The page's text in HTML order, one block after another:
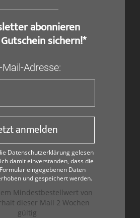
abonnieren
sichern!*
Mail-Adresse:
anmelden
Datenschutzerklärung gelesen
damit einverstanden, dass die
eingegebenen Daten
und gespeichert werden.
Mindestbestellwert von
dieser Mail 2 Wochen
gültig